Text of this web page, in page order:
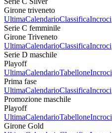
Girone triveneto
UltimaCalendarioClassificaIncroci
Serie C femminile
Girone Triveneto
UltimaCalendarioClassificaIncroci
Serie D maschile
Playoff
UltimaCalendarioTabelloneIncroci
Prima fase
UltimaCalendarioClassificaIncroci
Promozione maschile
Playoff
UltimaCalendarioTabelloneIncroci
Girone Gold